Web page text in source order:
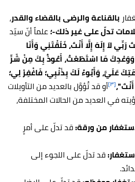
بالقناعة والرضى بالقضاء والقدر،
تدلّ على غير ذلك-؛علماً أنّسيّد
رَبِّي لاَ إِلَهَ إِلَّا أَنْتَ، خَلَقْتَنِي وَأَنَا
مَا اسْتَطَعْتُ، أَعُوذُ بِكَ مِنْ شَرِّ
عَلَيَّ، وَأَبُوءُ لَكَ بِذَنْبِي؛ فَاغْفِرْ لِي؛
[٣] أو قد تُؤوَّل بالعديد من التأويلات
في العديد من الحالات المختلفة،
من ورقة:قد تدلّ على أمرٍ
قد تدلّ على اللجوء إلى